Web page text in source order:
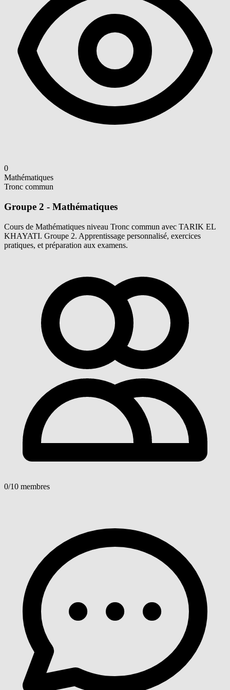
0
Mathématiques
Tronc commun
Groupe 2 - Mathématiques
Cours de Mathématiques niveau Tronc commun avec TARIK EL
KHAYATI. Groupe 2. Apprentissage personnalisé, exercices
pratiques, et préparation aux examens.
0/10 membres